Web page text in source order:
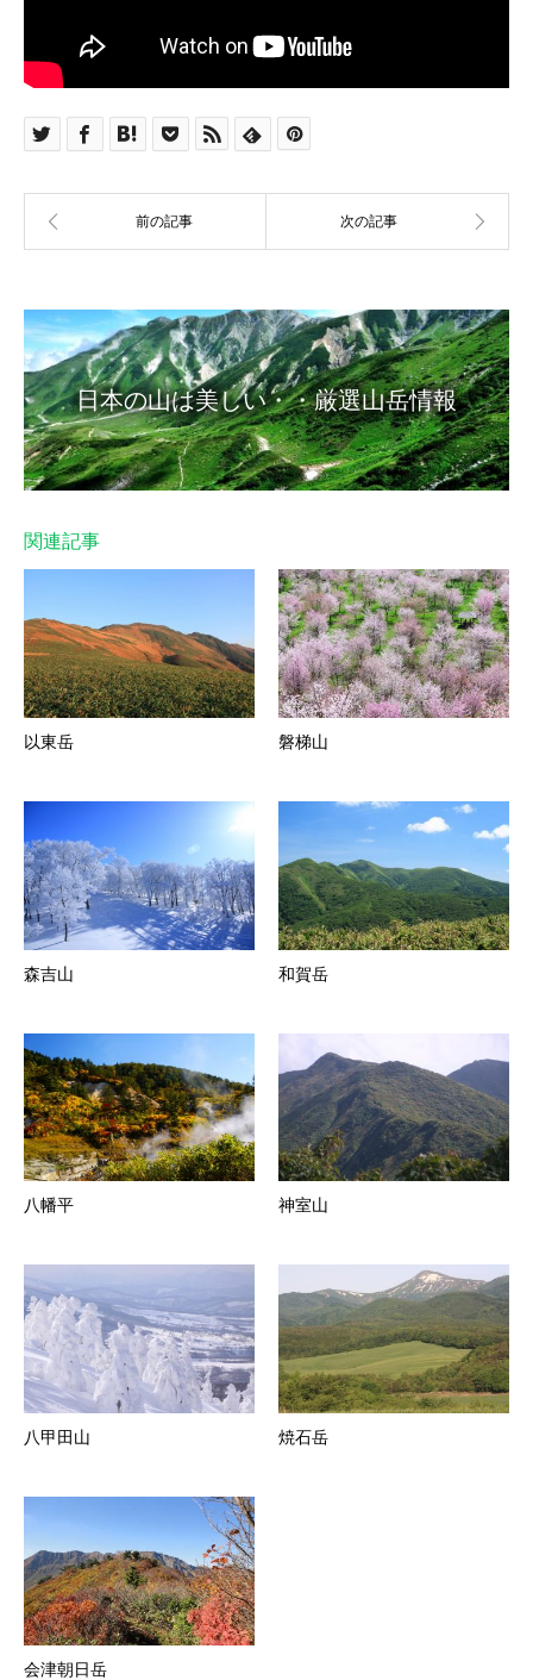
日本の山は美しい・・厳選山岳情報
関連記事
以東岳 磐梯山
森吉山 和賀岳
八幡平 神室山
八甲田山 焼石岳
会津朝日岳